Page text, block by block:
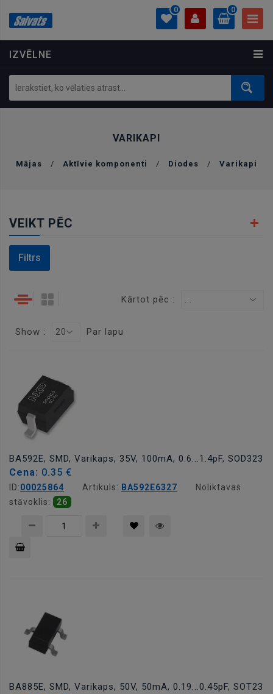
IZVĒLNE
0
PROFILS
Ielogoties
Izveidot kontu
0
0.00 €
VARIKAPI
Mājas / Aktīvie komponenti / Diodes / Varikapi
VEIKT PĒC
Filtrs
Kārtot pēc : ...
Show : 20 Par lapu
BA592E, SMD, Varikaps, 35V, 100mA, 0.6...1.4pF, SOD323
Cena: 0.35 €
ID:00025864 Artikuls: BA592E6327
Noliktavas
stāvoklis:
26
BA885E, SMD, Varikaps, 50V, 50mA, 0.19...0.45pF, SOT23